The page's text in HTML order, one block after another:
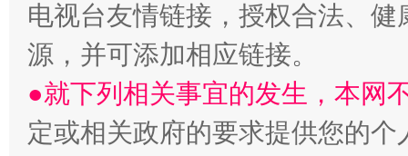
电视台友情链接，授权合法、
源，并可添加相应链接。
●就下列相关事宜的发生，本网
定或相关政府的要求提供您的个